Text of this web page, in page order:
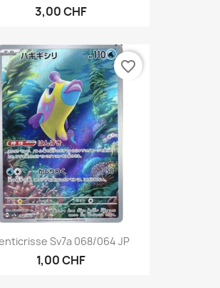
3,00 CHF
Sv7a 068/064 JP
1,00 CHF
favorite_border